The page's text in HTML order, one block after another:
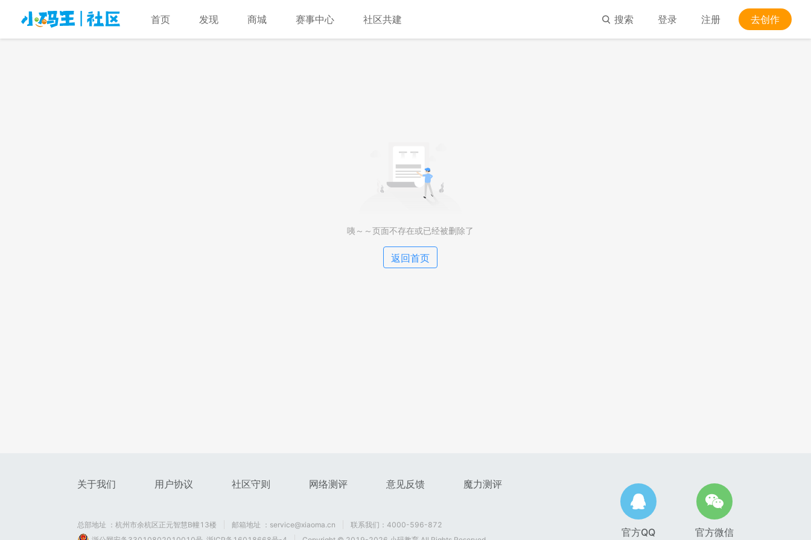
首页 发现 商城 赛事中心 社区共建 搜索 登录 注册 去创作
咦～～页面不存在或已经被删除了
返回首页
关于我们 用户协议 社区守则 网络测评 意见反馈 魔力测评
总部地址 ：杭州市余杭区正元智慧B幢13楼 邮箱地址 ：service@xiaoma.cn
联系我们：4000-596-872
官方QQ 官方微信